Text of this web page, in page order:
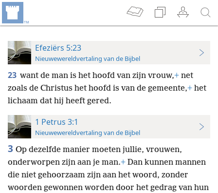
Efeziërs 5:23
Nieuwewereldvertaling van de Bijbel
23 want de man is het hoofd van zijn vrouw,+ net
zoals de Christus het hoofd is van de gemeente,+ het
lichaam dat hij heeft gered.
1 Petrus 3:1
Nieuwewereldvertaling van de Bijbel
3 Op dezelfde manier moeten jullie, vrouwen,
onderworpen zijn aan je man.+ Dan kunnen mannen
die niet gehoorzaam zijn aan het woord, zonder
woorden gewonnen worden door het gedrag van hun